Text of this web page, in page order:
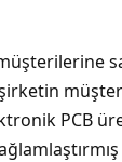
şirketin
PCB